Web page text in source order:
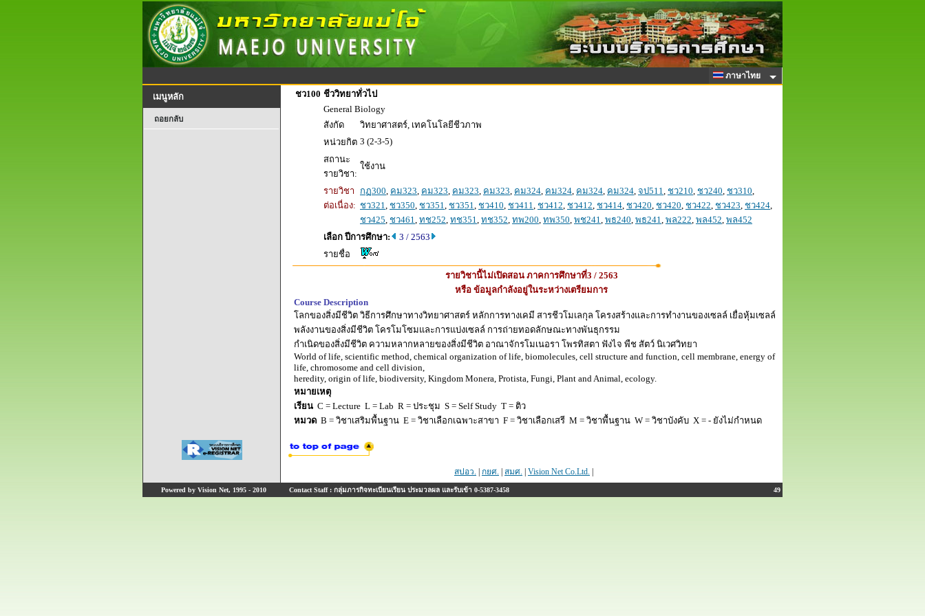
ภาษาไทย
เมนูหลัก
ถอยกลับ
ชว100 ชีววิทยาทั่วไป
General Biology
สังกัด
วิทยาศาสตร์, เทคโนโลยีชีวภาพ
หน่วยกิต 3 (2-3-5)
สถานะ
รายวิชา:
ใช้งาน
รายวิชา
ต่อเนื่อง:
กฏ300, คม323, คม323, คม323, คม323, คม324, คม324, คม324, คม324, จป511, ชว210, ชว240, ชว310,
ชว321, ชว350, ชว351, ชว351, ชว410, ชว411, ชว412, ชว412, ชว414, ชว420, ชว420, ชว422, ชว423, ชว424,
ชว425, ชว461, ทช252, ทช351, ทช352, ทพ200, ทพ350, พช241, พธ240, พธ241, พล222, พล452, พล452
เลือก ปีการศึกษา:
3 / 2563
รายชื่อ
รายวิชานี้ไม่เปิดสอน ภาคการศึกษาที่3 / 2563
หรือ ข้อมูลกำลังอยู่ในระหว่างเตรียมการ
Course Description
โลกของสิ่งมีชีวิต วิธีการศึกษาทางวิทยาศาสตร์ หลักการทางเคมี สารชีวโมเลกุล โครงสร้างและการทำงานของเซลล์ เยื่อหุ้มเซลล์
พลังงานของสิ่งมีชีวิต โครโมโซมและการแบ่งเซลล์ การถ่ายทอดลักษณะทางพันธุกรรม
กำเนิดของสิ่งมีชีวิต ความหลากหลายของสิ่งมีชีวิต อาณาจักรโมเนอรา โพรทิสตา ฟังไจ พืช สัตว์ นิเวศวิทยา
World of life, scientific method, chemical organization of life, biomolecules, cell structure and function, cell membrane, energy of
life, chromosome and cell division,
heredity, origin of life, biodiversity, Kingdom Monera, Protista, Fungi, Plant and Animal, ecology.
หมายเหตุ
เรียน C = Lecture L = Lab R = ประชุม S = Self Study T = ติว
หมวด B = วิชาเสริมพื้นฐาน E = วิชาเลือกเฉพาะสาขา F = วิชาเลือกเสรี M = วิชาพื้นฐาน W = วิชาบังคับ X = - ยังไม่กำหนด
สปอว. กยศ. สมศ. Vision Net Co.Ltd.
Powered by Vision Net, 1995 - 2010 Contact Staff : กลุ่มภารกิจทะเบียนเรียน ประมวลผล และรับเข้า 0-5387-3458 49